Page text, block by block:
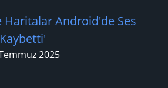
Haritalar Android'de Ses
2025